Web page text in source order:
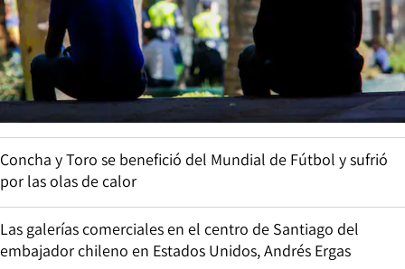
Concha y Toro se benefició del Mundial de Fútbol y sufrió
por las olas de calor
Las galerías comerciales en el centro de Santiago del
embajador chileno en Estados Unidos, Andrés Ergas